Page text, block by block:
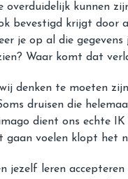
overduidelijk kunnen
bevestigd krijgt door
je op al die
Waar komt dat
denken te moeten
druisen die
dient ons echte
gaan voelen klopt het
jezelf leren